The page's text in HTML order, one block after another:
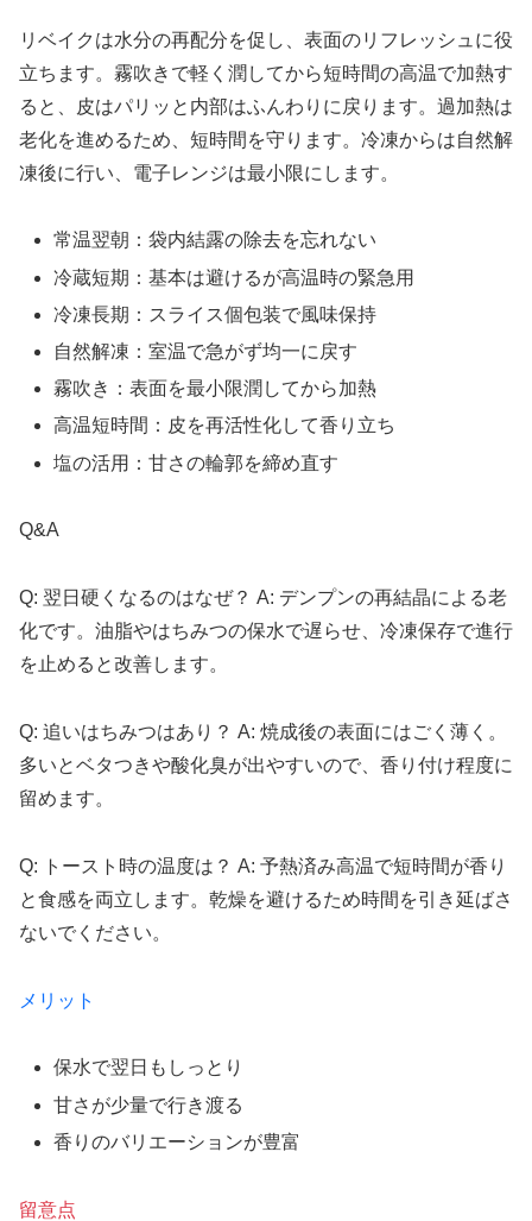
リベイクは水分の再配分を促し、表面のリフレッシュに役
立ちます。霧吹きで軽く潤してから短時間の高温で加熱す
ると、皮はパリッと内部はふんわりに戻ります。過加熱は
老化を進めるため、短時間を守ります。冷凍からは自然解
凍後に行い、電子レンジは最小限にします。
常温翌朝：袋内結露の除去を忘れない
冷蔵短期：基本は避けるが高温時の緊急用
冷凍長期：スライス個包装で風味保持
自然解凍：室温で急がず均一に戻す
霧吹き：表面を最小限潤してから加熱
高温短時間：皮を再活性化して香り立ち
塩の活用：甘さの輪郭を締め直す
Q&A
Q: 翌日硬くなるのはなぜ？ A: デンプンの再結晶による老
化です。油脂やはちみつの保水で遅らせ、冷凍保存で進行
を止めると改善します。
Q: 追いはちみつはあり？ A: 焼成後の表面にはごく薄く。
多いとベタつきや酸化臭が出やすいので、香り付け程度に
留めます。
Q: トースト時の温度は？ A: 予熱済み高温で短時間が香り
と食感を両立します。乾燥を避けるため時間を引き延ばさ
ないでください。
メリット
保水で翌日もしっとり
甘さが少量で行き渡る
香りのバリエーションが豊富
留意点